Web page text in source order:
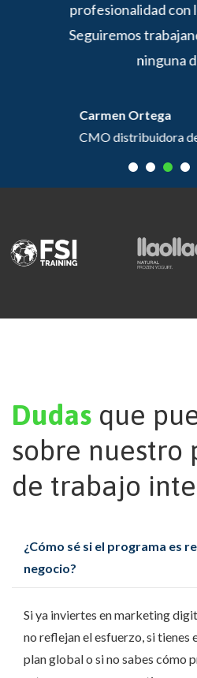
profesionalidad con
Seguiremos
ninguna
Carmen Ortega
CMO distribuidora
Dudas que
sobre nuestro
de trabajo
¿Cómo sé si el programa es
negocio?
Si ya inviertes en marketing
no reflejan el esfuerzo, si tienes
plan global o si no sabes cómo